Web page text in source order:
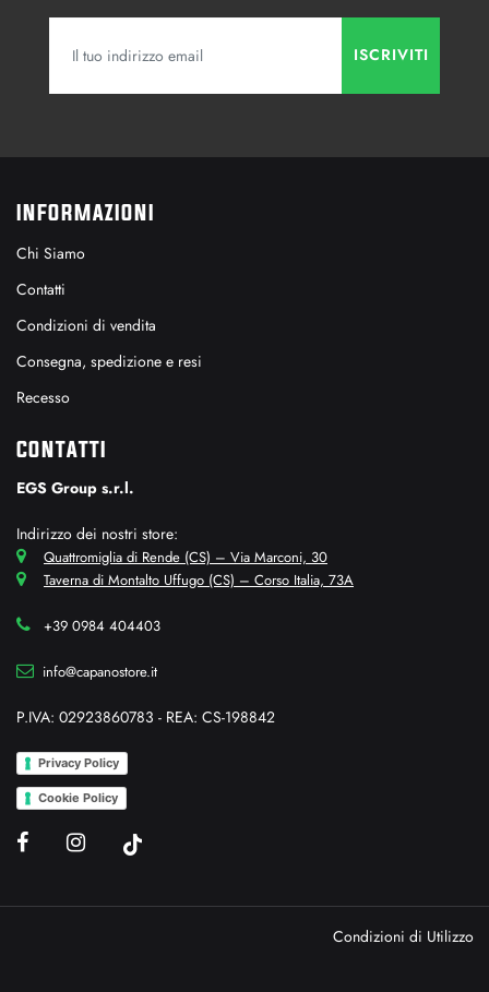
INFORMAZIONI
Chi Siamo
Contatti
Condizioni di vendita
Consegna, spedizione e resi
Recesso
CONTATTI
EGS Group s.r.l.
Indirizzo dei nostri store:
Quattromiglia di Rende (CS) – Via Marconi, 30
Taverna di Montalto Uffugo (CS) – Corso Italia, 73A
+39 0984 404403
info@capanostore.it
P.IVA: 02923860783 - REA: CS-198842
Privacy Policy
Cookie Policy
Condizioni di Utilizzo